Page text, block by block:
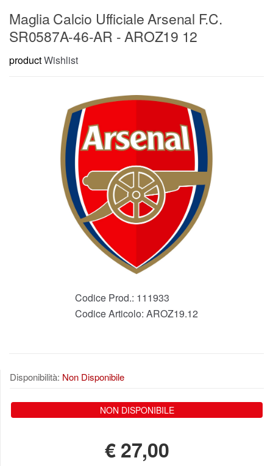
Maglia Calcio Ufficiale Arsenal F.C.
SR0587A-46-AR - AROZ19 12
productWishlist
Codice Prod.: 111933
Codice Articolo: AROZ19.12
Disponibilità: Non Disponibile
NON DISPONIBILE
€27,00